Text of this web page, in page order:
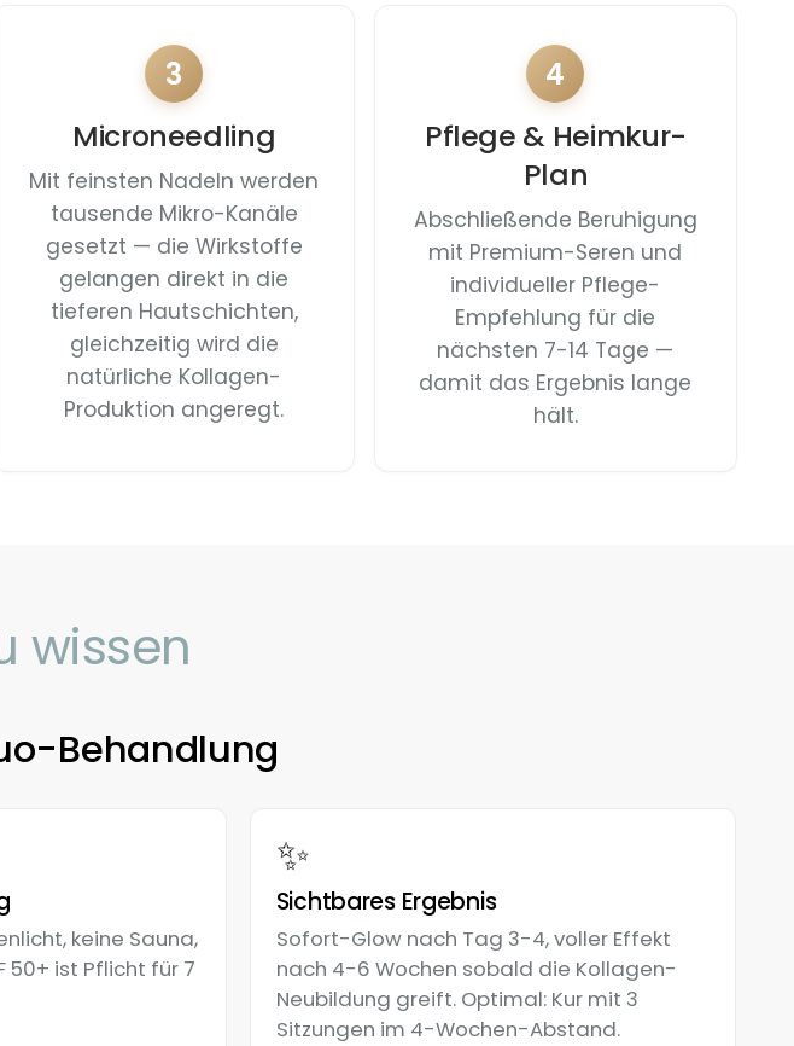
3
Microneedling
Mit feinsten Nadeln werden
tausende Mikro-Kanäle
gesetzt — die Wirkstoffe
gelangen direkt in die
tieferen Hautschichten,
gleichzeitig wird die
natürliche Kollagen-
Produktion angeregt.
4
Pflege & Heimkur-
Plan
Abschließende Beruhigung
mit Premium-Seren und
individueller Pflege-
Empfehlung für die
nächsten 7-14 Tage —
damit das Ergebnis lange
hält.
wissen
Behandlung
keine Sauna,
50+ ist Pflicht für 7
✨
Sichtbares Ergebnis
Sofort-Glow nach Tag 3-4, voller Effekt
nach 4-6 Wochen sobald die Kollagen-
Neubildung greift. Optimal: Kur mit 3
Sitzungen im 4-Wochen-Abstand.